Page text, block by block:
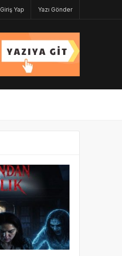
Giriş Yap Yazı Gönder